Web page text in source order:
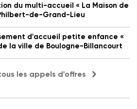
du multi-accueil « La Maison de
de-Grand-Lieu
d'accueil petite enfance «
la ville de Boulogne-Billancourt
les appels d'offres